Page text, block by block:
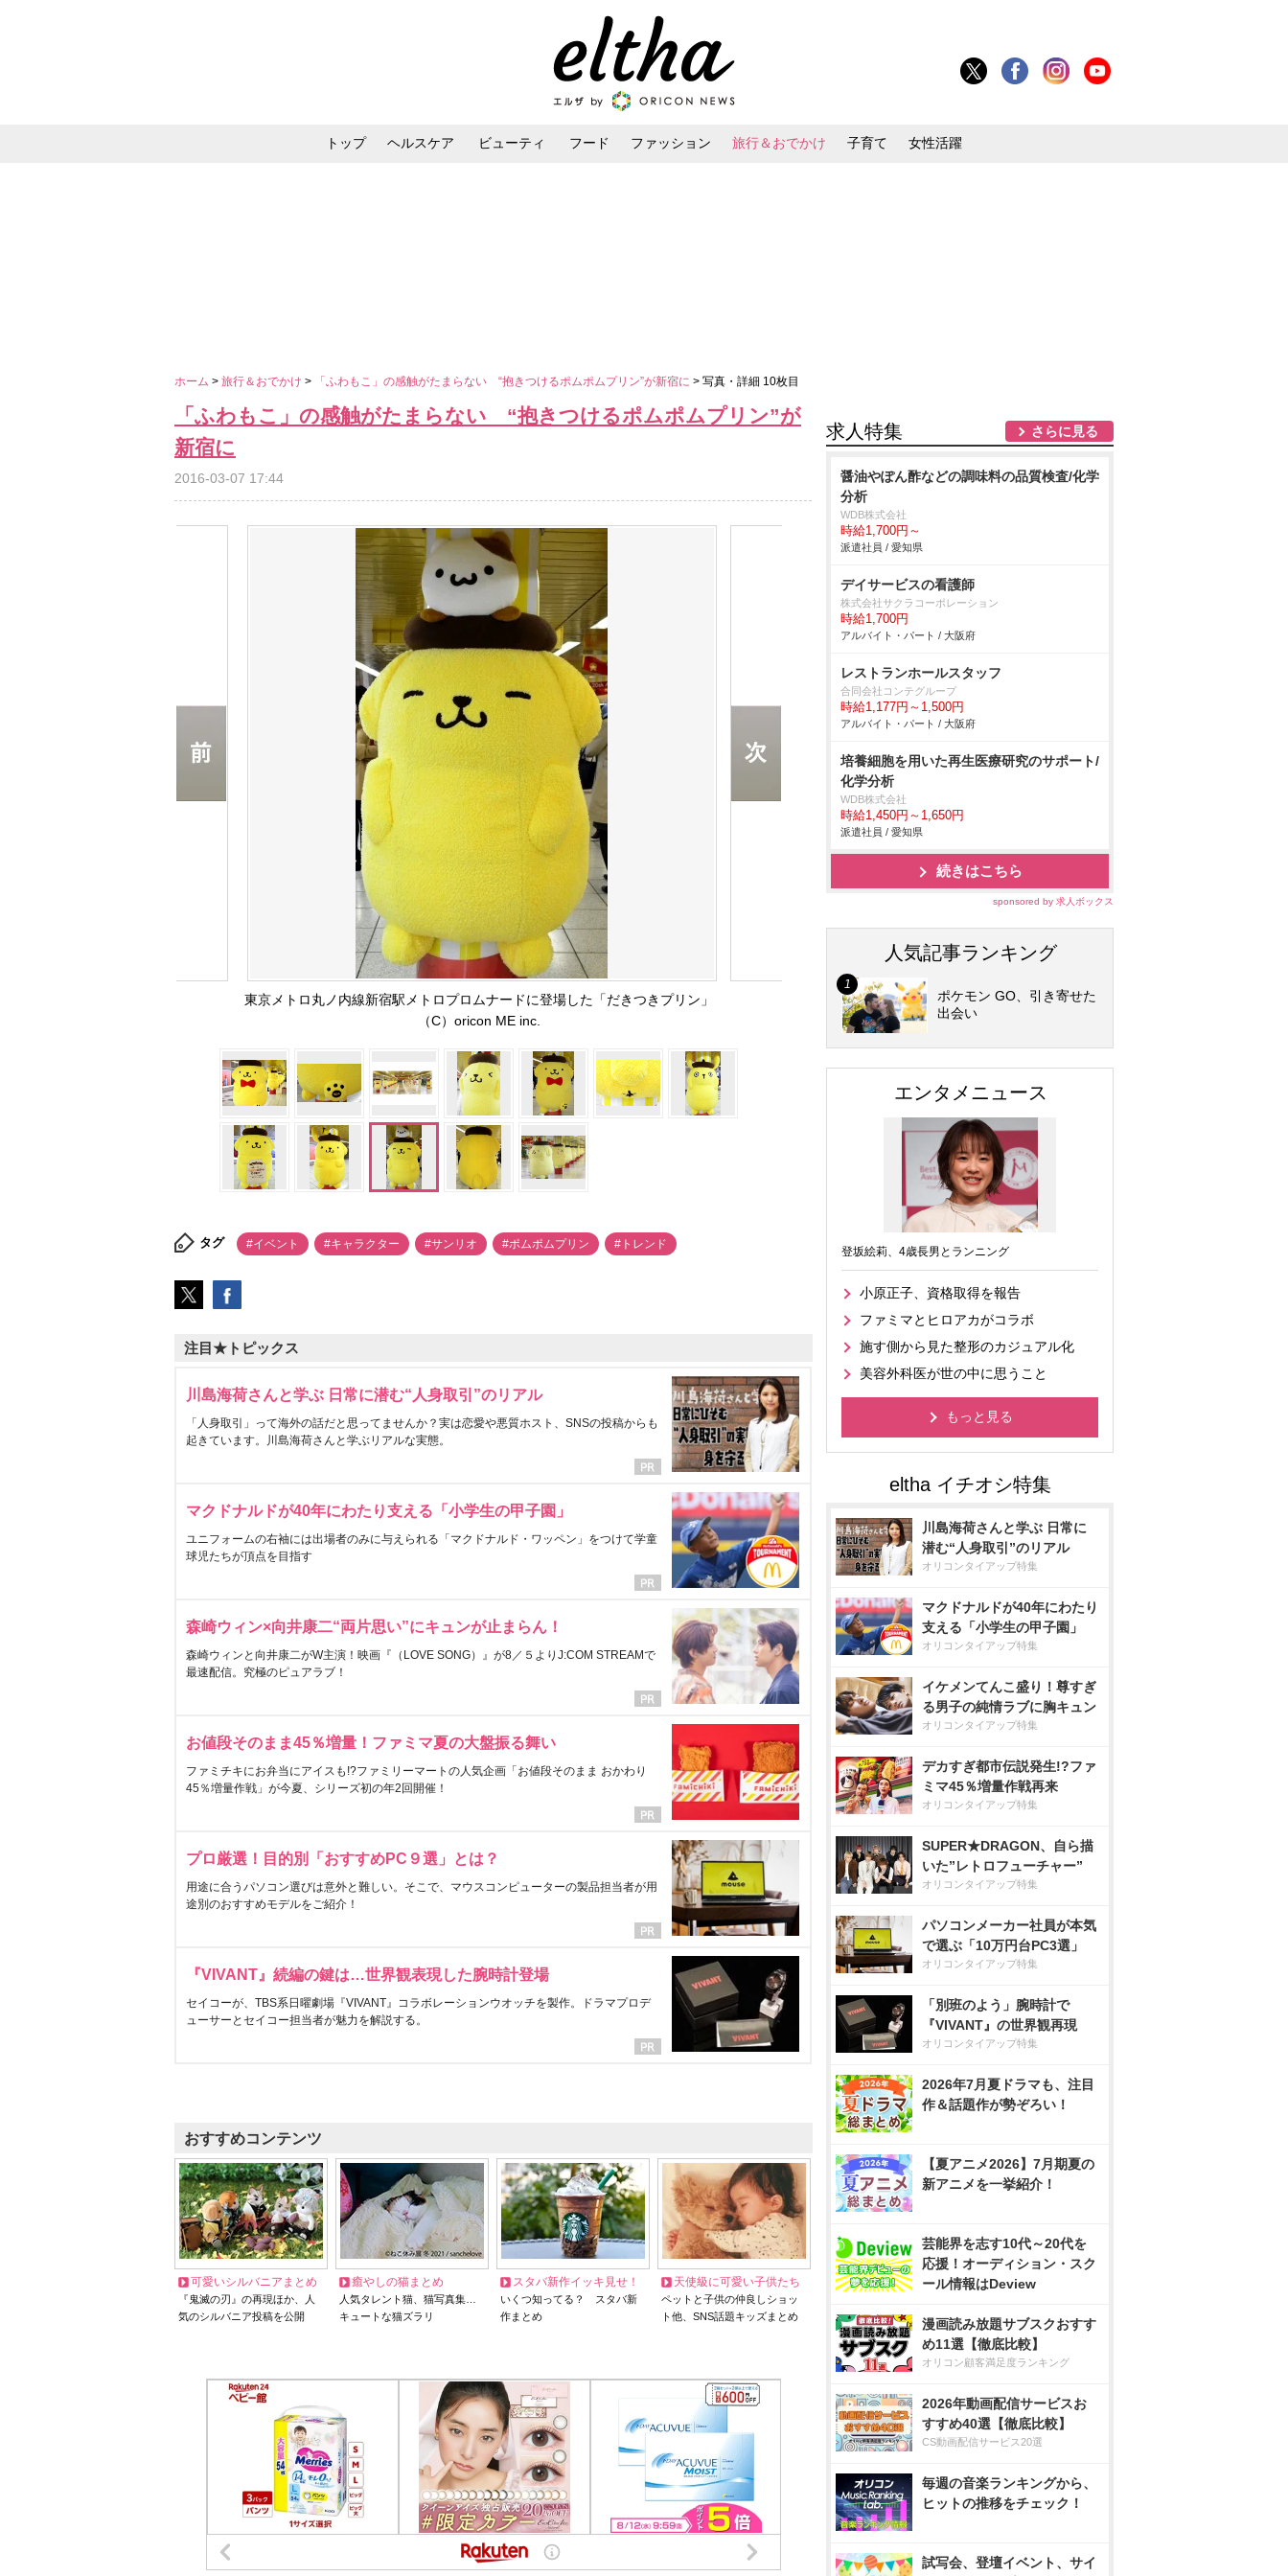
トップ ヘルスケア ビューティ フード ファッション 旅行＆おでかけ 子育て 女性活躍
ホーム > 旅行＆おでかけ > 「ふわもこ」の感触がたまらない “抱きつけるポムポムプリン”が新宿に > 写真・詳細 10枚目
「ふわもこ」の感触がたまらない “抱きつけるポムポムプリン”が
新宿に
2016-03-07 17:44
東京メトロ丸ノ内線新宿駅メトロプロムナードに登場した「だきつきプリン」
（C）oricon ME inc.
タグ #イベント #キャラクター #サンリオ #ポムポムプリン #トレンド
注目★トピックス
川島海荷さんと学ぶ 日常に潜む“人身取引”のリアル
「人身取引」って海外の話だと思ってませんか？実は恋愛や悪質ホスト、SNSの投稿からも
起きています。川島海荷さんと学ぶリアルな実態。
マクドナルドが40年にわたり支える「小学生の甲子園」
ユニフォームの右袖には出場者のみに与えられる「マクドナルド・ワッペン」をつけて学童
球児たちが頂点を目指す
森崎ウィン×向井康二“両片思い”にキュンが止まらん！
森崎ウィンと向井康二がW主演！映画『（LOVE SONG）』が8／５よりJ:COM STREAMで
最速配信。究極のピュアラブ！
お値段そのまま45％増量！ファミマ夏の大盤振る舞い
ファミチキにお弁当にアイスも!?ファミリーマートの人気企画「お値段そのまま おかわり
45％増量作戦」が今夏、シリーズ初の年2回開催！
プロ厳選！目的別「おすすめPC９選」とは？
用途に合うパソコン選びは意外と難しい。そこで、マウスコンピューターの製品担当者が用
途別のおすすめモデルをご紹介！
『VIVANT』続編の鍵は…世界観表現した腕時計登場
セイコーが、TBS系日曜劇場『VIVANT』コラボレーションウオッチを製作。ドラマプロデ
ューサーとセイコー担当者が魅力を解説する。
おすすめコンテンツ
可愛いシルバニアまとめ
『鬼滅の刃』の再現ほか、人
気のシルバニア投稿を公開
癒やしの猫まとめ
人気タレント猫、猫写真集…
キュートな猫ズラリ
スタバ新作イッキ見せ！
いくつ知ってる？ スタバ新
作まとめ
天使級に可愛い子供たち
ペットと子供の仲良しショッ
ト他、SNS話題キッズまとめ
求人特集 さらに見る
醤油やぽん酢などの調味料の品質検査/化学
分析
WDB株式会社
時給1,700円～
派遣社員 / 愛知県
デイサービスの看護師
株式会社サクラコーポレーション
時給1,700円
アルバイト・パート / 大阪府
レストランホールスタッフ
合同会社コンテグループ
時給1,177円～1,500円
アルバイト・パート / 大阪府
培養細胞を用いた再生医療研究のサポート/
化学分析
WDB株式会社
時給1,450円～1,650円
派遣社員 / 愛知県
続きはこちら
sponsored by 求人ボックス
人気記事ランキング
ポケモン GO、引き寄せた
出会い
エンタメニュース
登坂絵莉、4歳長男とランニング
小原正子、資格取得を報告
ファミマとヒロアカがコラボ
施す側から見た整形のカジュアル化
美容外科医が世の中に思うこと
もっと見る
川島海荷さんと学ぶ 日常に
潜む“人身取引”のリアル
オリコンタイアップ特集
マクドナルドが40年にわたり
支える「小学生の甲子園」
オリコンタイアップ特集
イケメンてんこ盛り！尊すぎ
る男子の純情ラブに胸キュン
オリコンタイアップ特集
デカすぎ都市伝説発生!?ファ
ミマ45％増量作戦再来
オリコンタイアップ特集
SUPER★DRAGON、自ら描
いた”レトロフューチャー”
オリコンタイアップ特集
パソコンメーカー社員が本気
で選ぶ「10万円台PC3選」
オリコンタイアップ特集
「別班のよう」腕時計で
『VIVANT』の世界観再現
オリコンタイアップ特集
2026年7月夏ドラマも、注目
作＆話題作が勢ぞろい！
【夏アニメ2026】7月期夏の
新アニメを一挙紹介！
芸能界を志す10代～20代を
応援！オーディション・スク
ール情報はDeview
漫画読み放題サブスクおすす
め11選【徹底比較】
オリコン顧客満足度ランキング
2026年動画配信サービスお
すすめ40選【徹底比較】
CS動画配信サービス20選
毎週の音楽ランキングから、
ヒットの推移をチェック！
試写会、登壇イベント、サイ